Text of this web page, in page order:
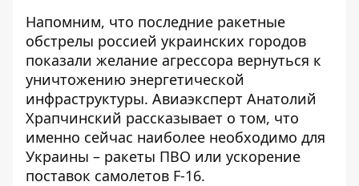
Напомним, что последние ракетные
обстрелы россией украинских городов
показали желание агрессора вернуться к
уничтожению энергетической
инфраструктуры. Авиаэксперт Анатолий
Храпчинский рассказывает о том, что
именно сейчас наиболее необходимо для
Украины – ракеты ПВО или ускорение
поставок самолетов F-16.